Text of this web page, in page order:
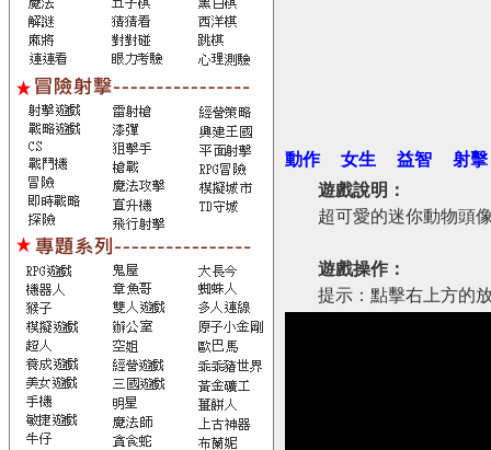
動作 女生 益智
射擊
遊戲說明：
超可愛的迷你動物頭
遊戲操作：
提示：點擊右上方的